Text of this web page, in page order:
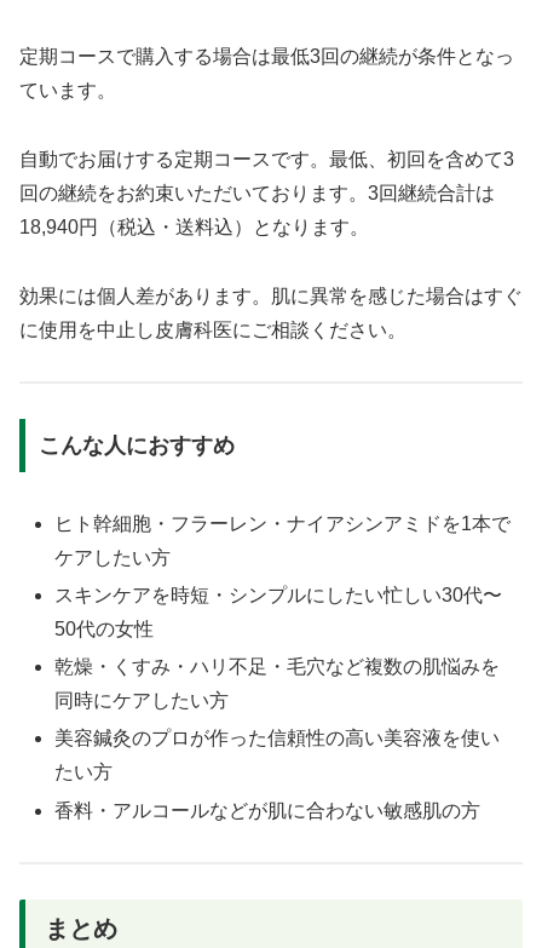
定期コースで購入する場合は最低3回の継続が条件となっ
ています。
自動でお届けする定期コースです。最低、初回を含めて3
回の継続をお約束いただいております。3回継続合計は
18,940円（税込・送料込）となります。
効果には個人差があります。肌に異常を感じた場合はすぐ
に使用を中止し皮膚科医にご相談ください。
こんな人におすすめ
ヒト幹細胞・フラーレン・ナイアシンアミドを1本で
ケアしたい方
スキンケアを時短・シンプルにしたい忙しい30代〜
50代の女性
乾燥・くすみ・ハリ不足・毛穴など複数の肌悩みを
同時にケアしたい方
美容鍼灸のプロが作った信頼性の高い美容液を使い
たい方
香料・アルコールなどが肌に合わない敏感肌の方
まとめ